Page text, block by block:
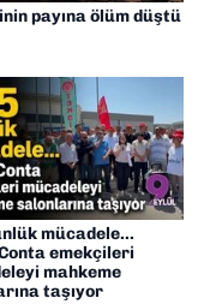
payına ölüm düştü
mücadele...
emekçileri
mahkeme
taşıyor